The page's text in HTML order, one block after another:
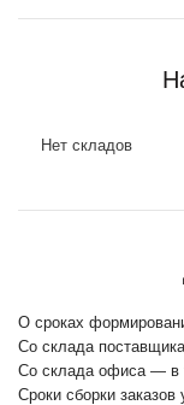
Нет складов
О сроках
Со склада
Со склада офиса — в
Сроки сборки